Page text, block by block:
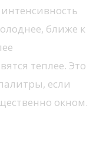
ближе к
теплее. Это
если
окном.